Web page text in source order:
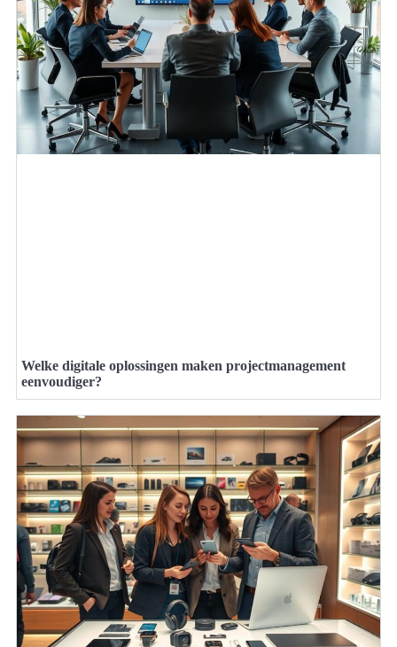
Welke digitale oplossingen maken projectmanagement
eenvoudiger?